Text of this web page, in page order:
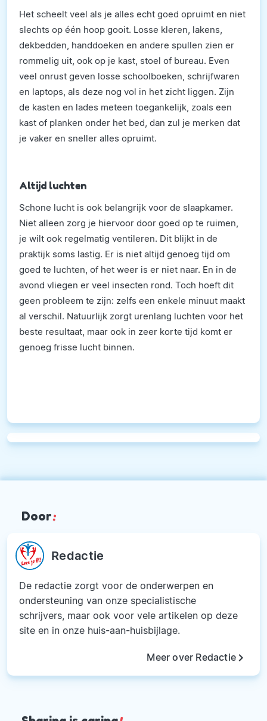
Het scheelt veel als je alles echt goed opruimt en niet
slechts op één hoop gooit. Losse kleren, lakens,
dekbedden, handdoeken en andere spullen zien er
rommelig uit, ook op je kast, stoel of bureau. Even
veel onrust geven losse schoolboeken, schrijfwaren
en laptops, als deze nog vol in het zicht liggen. Zijn
de kasten en lades meteen toegankelijk, zoals een
kast of planken onder het bed, dan zul je merken dat
je vaker en sneller alles opruimt.
Altijd luchten
Schone lucht is ook belangrijk voor de slaapkamer.
Niet alleen zorg je hiervoor door goed op te ruimen,
je wilt ook regelmatig ventileren. Dit blijkt in de
praktijk soms lastig. Er is niet altijd genoeg tijd om
goed te luchten, of het weer is er niet naar. En in de
avond vliegen er veel insecten rond. Toch hoeft dit
geen probleem te zijn: zelfs een enkele minuut maakt
al verschil. Natuurlijk zorgt urenlang luchten voor het
beste resultaat, maar ook in zeer korte tijd komt er
genoeg frisse lucht binnen.
Door:
Redactie
De redactie zorgt voor de onderwerpen en
ondersteuning van onze specialistische
schrijvers, maar ook voor vele artikelen op deze
site en in onze huis-aan-huisbijlage.
Meer over Redactiekeyboard_arrow_right